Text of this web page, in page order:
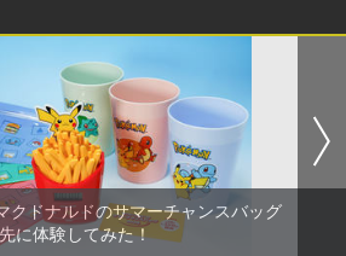
【大容量】SILENT HILL f PS5対応 LIP1
708 互換 バッテリー【PSE基準検品】ワ
イヤレスコントローラー SONY対応 ロワ
ジャパン アストロボット Destiny 2
￥1,780
【中古】とびだせ どうぶつの森
￥725
【中古】SIMPLE DSシリーズ Vol.30 TH
E テーブルゲーム
【中古】【未使用品】トイ・ストーリー
3 [純正ブルーレイ＋純正ケース]
￥2,480
仮面ライダー555 THE MOVIE コンプリ
ートBlu-ray [Blu-ray]
クドナルドのサマーチャンスバッグ
に体験してみた！